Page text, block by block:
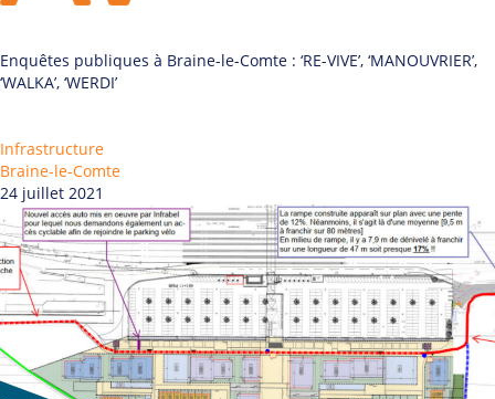
Enquêtes publiques à Braine-le-Comte : ‘RE-VIVE’, ‘MANOUVRIER’,
‘WALKA’, ‘WERDI’
Infrastructure
Braine-le-Comte
24 juillet 2021